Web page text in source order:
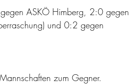
ASKÖ Himberg, 2:0 gegen
und 0:2 gegen
zum Gegner.